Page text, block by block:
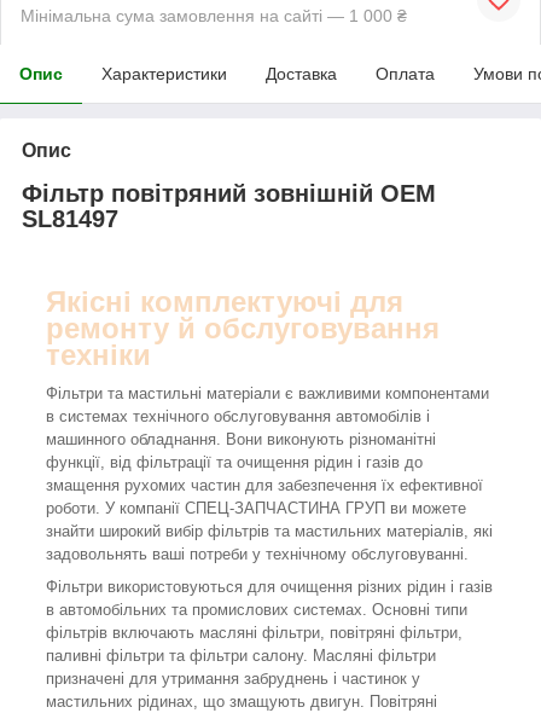
Мінімальна сума замовлення на сайті — 1 000 ₴
Опис Характеристики Доставка Оплата Умови
Опис
Фільтр повітряний зовнішній OEM
SL81497
Якісні комплектуючі для
ремонту й обслуговування
техніки
Фільтри та мастильні матеріали є важливими компонентами
в системах технічного обслуговування автомобілів і
машинного обладнання. Вони виконують різноманітні
функції, від фільтрації та очищення рідин і газів до
змащення рухомих частин для забезпечення їх ефективної
роботи. У компанії СПЕЦ-ЗАПЧАСТИНА ГРУП ви можете
знайти широкий вибір фільтрів та мастильних матеріалів, які
задовольнять ваші потреби у технічному обслуговуванні.
Фільтри використовуються для очищення різних рідин і газів
в автомобільних та промислових системах. Основні типи
фільтрів включають масляні фільтри, повітряні фільтри,
паливні фільтри та фільтри салону. Масляні фільтри
призначені для утримання забруднень і частинок у
мастильних рідинах, що змащують двигун. Повітряні